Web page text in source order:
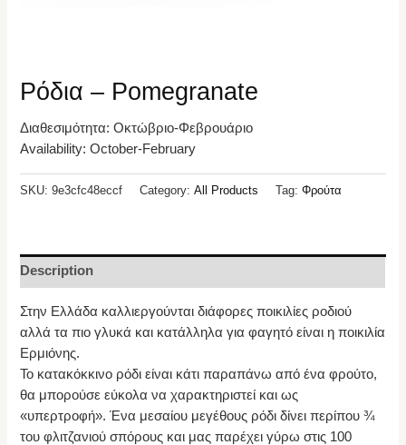
Ρόδια – Pomegranate
Διαθεσιμότητα: Οκτώβριο-Φεβρουάριο
Availability: October-February
SKU:9e3cfc48eccf Category:All Products Tag:Φρούτα
Description
Στην Ελλάδα καλλιεργούνται διάφορες ποικιλίες ροδιού
αλλά τα πιο γλυκά και κατάλληλα για φαγητό είναι η ποικιλία
Ερμιόνης.
Το κατακόκκινο ρόδι είναι κάτι παραπάνω από ένα φρούτο,
θα μπορούσε εύκολα να χαρακτηριστεί και ως
«υπερτροφή». Ένα μεσαίου μεγέθους ρόδι δίνει περίπου ¾
του φλιτζανιού σπόρους και μας παρέχει γύρω στις 100